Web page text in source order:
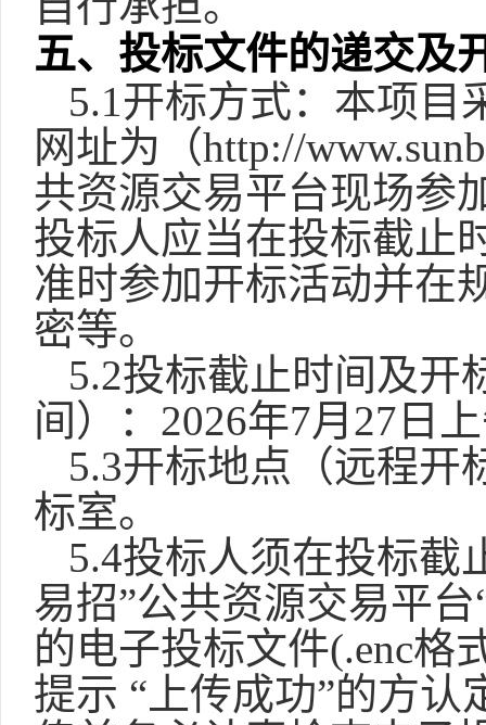
五、投标文件的递交及
5.1开标方式：本项目
网址为（http://
共资源交易平台现场参
投标人应当在投标截止
准时参加开标活动并在
密等。
5.2投标截止时间及开
间）：2026年7月27日
5.3开标地点（远程开
标室。
5.4投标人须在投标截
易招”公共资源交易平
的电子投标文件(.enc格
提示 “上传成功”的方